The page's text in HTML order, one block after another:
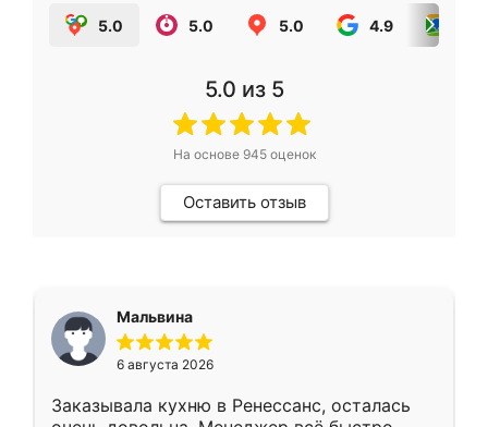
5.0 5.0 5.0 4.9
5.0 из 5
На основе 945оценок
Оставить отзыв
Мальвина
6 августа 2026
Заказывала кухню в Ренессанс, осталась